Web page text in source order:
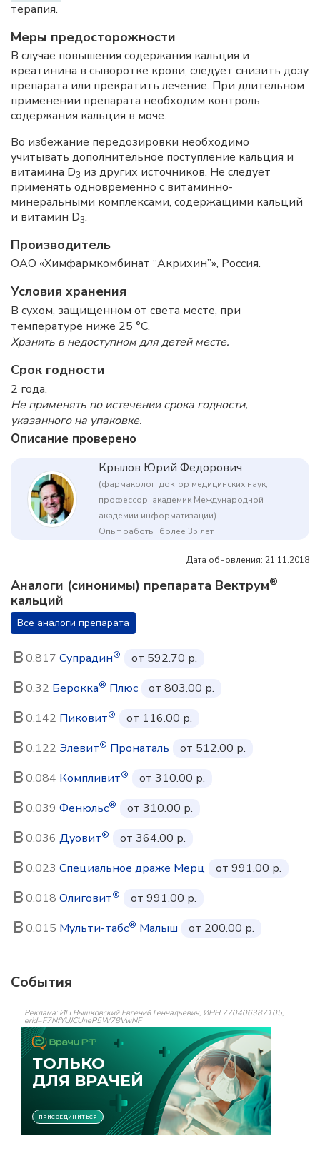
терапия.
Меры предосторожности
В случае повышения содержания кальция и
креатинина в сыворотке крови, следует снизить дозу
препарата или прекратить лечение. При длительном
применении препарата необходим контроль
содержания кальция в моче.
Во избежание передозировки необходимо
учитывать дополнительное поступление кальция и
витамина D3 из других источников. Не следует
применять одновременно с витаминно-
минеральными комплексами, содержащими кальций
и витамин D3.
Производитель
ОАО «Химфармкомбинат “Акрихин”», Россия.
Условия хранения
В сухом, защищенном от света месте, при
температуре ниже 25 °C.
Хранить в недоступном для детей месте.
Срок годности
2 года.
Не применять по истечении срока годности,
указанного на упаковке.
Описание проверено
Крылов Юрий Федорович
(фармаколог, доктор медицинских наук,
профессор, академик Международной
академии информатизации)
Опыт работы: более 35 лет
Дата обновления: 21.11.2018
Аналоги (синонимы) препарата Вектрум®
кальций
Все аналоги препарата
0.817 Супрадин®
от 592.70 р.
0.32 Берокка® Плюс
от 803.00 р.
0.142 Пиковит®
от 116.00 р.
0.122 Элевит® Пронаталь
от 512.00 р.
0.084 Компливит®
от 310.00 р.
0.039 Фенюльс®
от 310.00 р.
0.036 Дуовит®
от 364.00 р.
0.023 Специальное драже Мерц
от 991.00 р.
0.018 Олиговит®
от 991.00 р.
0.015 Мульти-табс® Малыш от 200.00 р.
События
Реклама: ИП Вышковский Евгений Геннадьевич, ИНН 770406387105,
erid=F7NfYUJCUneP5W78VwNF